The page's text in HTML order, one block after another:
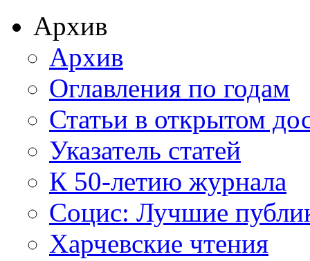
Архив
Архив
Оглавления по годам
Статьи в открытом
Указатель статей
К 50-летию журнала
Социс: Лучшие
Харчевские чтения